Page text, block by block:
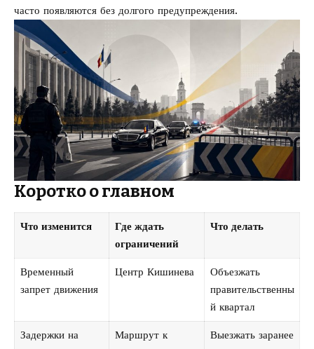
часто появляются без долгого предупреждения.
Коротко о главном
Что изменится
Где ждать
ограничений
Что делать
Временный
запрет движения
Центр Кишинева
Объезжать
правительственны
й квартал
Задержки на
Маршрут к
Выезжать заранее